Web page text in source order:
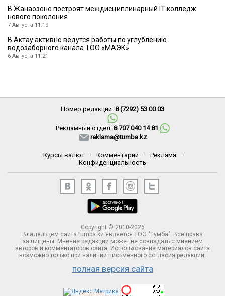
В Жанаозене построят междисциплинарный IT-колледж
нового поколения
7 Августа 11:19
В Актау активно ведутся работы по углублению
водозаборного канала ТОО «МАЭК»
6 Августа 11:21
Номер редакции: 8 (7292) 53 00 03
Рекламный отдел: 8 707 040 14 81
reklama@tumba.kz
Курсы валют · Комментарии · Реклама
·
Конфиденциальность
Copyright © 2010-2026
Владельцем сайта tumba.kz является ТОО "Тумба". Все права
защищены. Мнение редакции может не совпадать с мнением
авторов и комментаторов сайта. Использование материалов сайта
возможно только при наличии письменного согласия редакции.
полная версия сайта